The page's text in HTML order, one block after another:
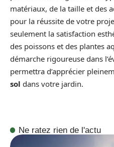
matériaux, de la taille et des
pour la réussite de votre
seulement la satisfaction
des poissons et des plantes
démarche rigoureuse dans
permettra d’apprécier
sol dans votre jardin.
Ne ratez rien de l'actu